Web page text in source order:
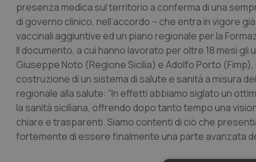
presenza medica sul territorio a conferma di una
di governo clinico, nell’accordo – che entra in vigore
vaccinali aggiuntive ed un piano regionale per la
Il documento, a cui hanno lavorato per oltre 18 mesi
Giuseppe Noto (Regione Sicilia) e Adolfo Porto
costruzione di un sistema di salute e sanità a misura
regionale alla salute: “In effetti abbiamo siglato un
la sanità siciliana, offrendo dopo tanto tempo una
chiare e trasparenti. Siamo contenti di ciò che
fortemente di essere finalmente una parte avanzata